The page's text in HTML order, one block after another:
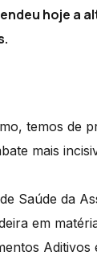
hoje a
temos de
mais
Saúde da
em
Aditivos